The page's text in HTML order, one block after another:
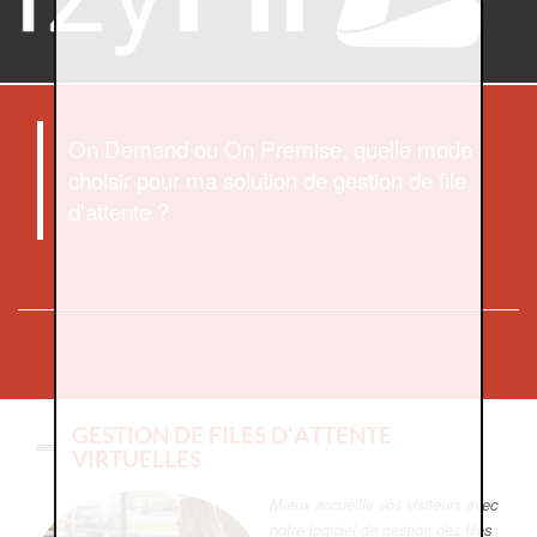
On Demand ou On Premise, quelle mode
choisir pour ma solution de gestion de file
d'attente ?
GESTION DE FILES D'ATTENTE
VIRTUELLES
Mieux accueillir vos visiteurs avec
notre logiciel de gestion des files